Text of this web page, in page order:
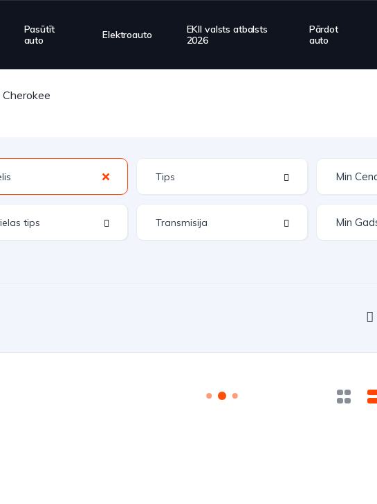
Pasūtīt
auto
Elektroauto
EKII valsts atbalsts
2026
Pārdot
auto
Cherokee